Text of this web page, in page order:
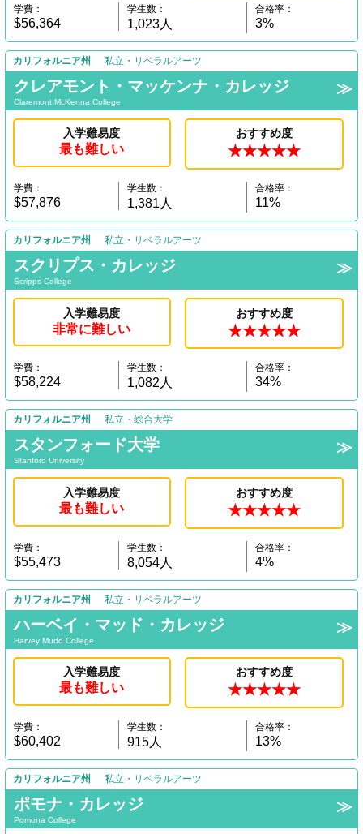
学費：
$56,364
学生数：
1,023人
合格率：
3%
カリフォルニア州 私立・リベラルアーツ
クレアモント・マッケンナ・カレッジ
Claremont McKenna College
入学難易度
最も難しい
おすすめ度
★★★★★
学費：
$57,876
学生数：
1,381人
合格率：
11%
カリフォルニア州 私立・リベラルアーツ
スクリプス・カレッジ
Scripps College
入学難易度
非常に難しい
おすすめ度
★★★★★
学費：
$58,224
学生数：
1,082人
合格率：
34%
カリフォルニア州 私立・総合大学
スタンフォード大学
Stanford University
入学難易度
最も難しい
おすすめ度
★★★★★
学費：
$55,473
学生数：
8,054人
合格率：
4%
カリフォルニア州 私立・リベラルアーツ
ハーベイ・マッド・カレッジ
Harvey Mudd College
入学難易度
最も難しい
おすすめ度
★★★★★
学費：
$60,402
学生数：
915人
合格率：
13%
カリフォルニア州 私立・リベラルアーツ
ポモナ・カレッジ
Pomona College